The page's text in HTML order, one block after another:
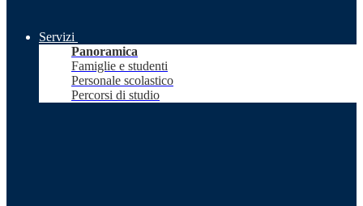
Servizi
Panoramica
Famiglie e studenti
Personale scolastico
Percorsi di studio